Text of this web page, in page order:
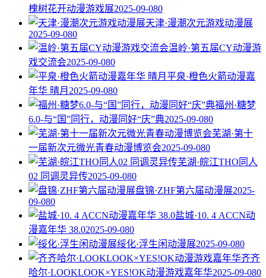
槐树花开动漫游戏展2025-09-080
天津·漫潮次元游戏动漫展
2025-09-080
温岭·第五届CY动漫游
戏交流会2025-09-080
平泉·橙色火箭动漫嘉
年华 晴月 2025-09-080
福州·糖梦
6.0-与“国”同行，动漫同好“庆”典2025-09-080
芜湖·第十
一届新次元微光青春动漫博览会2025-09-080
芜湖·皖江THO同人
02 同调灵异传2025-09-080
盘锦·ZHF第六届动漫展2025-
09-080
盐城·10. 4 ACCN动
漫嘉年华 38.02025-09-080
绥化·浮生闲动漫展2025-09-080
齐齐
哈尔·LOOKLOOK×YES!OK动漫游戏嘉年华2025-09-080